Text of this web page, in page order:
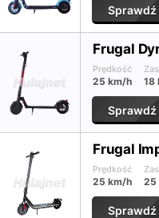
Sprawdź
Frugal
Prędkość
25 km/h 18
Sprawdź
Frugal
Prędkość
25 km/h 25
Sprawdź